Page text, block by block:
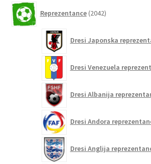
Reprezentance 2042izdelkov
Dresi Japonska
Dresi Venezuela
Dresi Albanija
Dresi Andora
Dresi Anglija